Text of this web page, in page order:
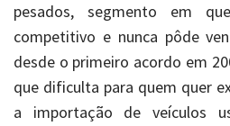
pesados, segmento em
competitivo e nunca pôde
desde o primeiro acordo em
que dificulta para quem quer
a importação de veículos